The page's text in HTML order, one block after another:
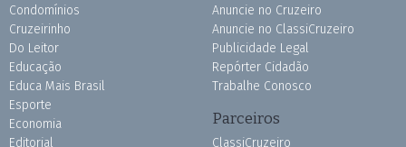
Condomínios
Cruzeirinho
Do Leitor
Educação
Educa Mais Brasil
Esporte
Economia
Editorial
Anuncie no Cruzeiro
Anuncie no ClassiCruzeiro
Publicidade Legal
Repórter Cidadão
Trabalhe Conosco
Parceiros
ClassiCruzeiro